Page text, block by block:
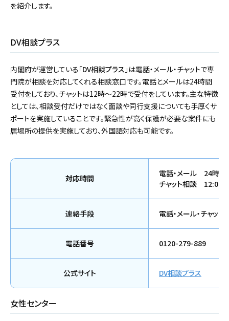
を紹介します。
DV相談プラス
内閣府が運営している「DV相談プラス 」は電話・メール・チャットで専
門院が相談を対応してくれる相談窓口です。電話とメールは24時間
受付をしており、チャットは12時～22時で受付をしています。主な特徴
としては、相談受付だけではなく面談や同行支援についても手厚くサ
ポートを実施していることです。緊急性が高く保護が必要な案件にも
居場所の提供を実施しており、外国語対応も可能です。
対応時間
電話・メール 24時間
チャット相談 12:00
連絡手段 電話・メール・チャット
電話番号 0120-279-889
公式サイト DV相談プラス
女性センター